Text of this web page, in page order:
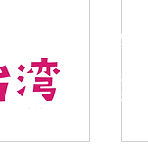
台湾旅
ガイド
報やと
イドま